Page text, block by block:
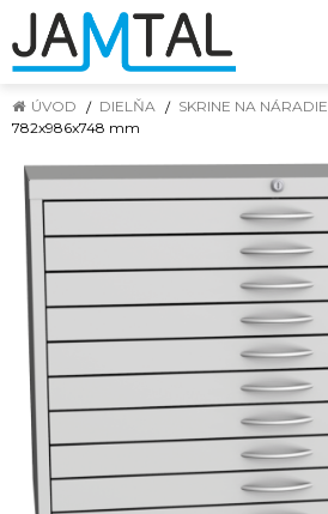
ÚVOD DIELŇA SKRINE NA NÁRADIE
782x986x748 mm